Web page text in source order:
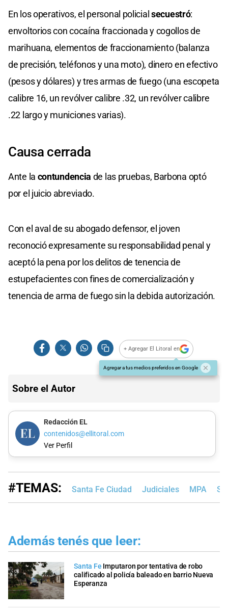
En los operativos, el personal policialsecuestró:
envoltorios con cocaína fraccionada y cogollos de
marihuana, elementos de fraccionamiento (balanza
de precisión, teléfonos y una moto), dinero en efectivo
(pesos y dólares) y tres armas de fuego (una escopeta
calibre 16, un revólver calibre .32, un revólver calibre
.22 largo y municiones varias).
Causa cerrada
Ante la contundencia de las pruebas, Barbona optó
por el juicio abreviado.
Con el aval de su abogado defensor, el joven
reconoció expresamente su responsabilidad penal y
aceptó la pena por los delitos de tenencia de
estupefacientes con fines de comercialización y
tenencia de arma de fuego sin la debida autorización.
+ Agregar El Litoral en
Agregar a tus medios preferidos en Google
Sobre el Autor
Redacción EL
contenidos@ellitoral.com
Ver Perfil
#TEMAS: Santa Fe Ciudad Judiciales MPA
Además tenés que leer:
Santa Fe Imputaron por tentativa de robo
calificado al policía baleado en barrio Nueva
Esperanza